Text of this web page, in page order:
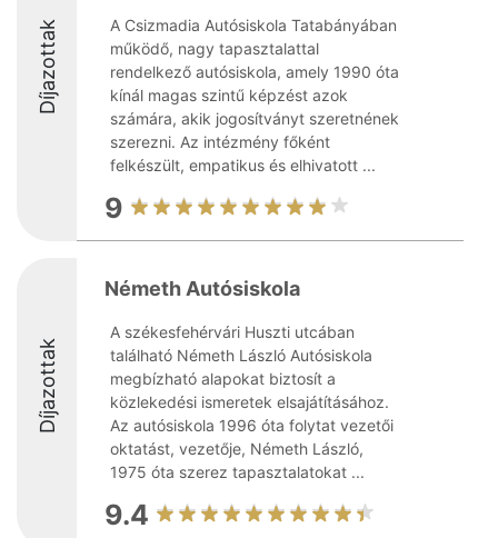
Díjazottak
A Csizmadia Autósiskola Tatabányában
működő, nagy tapasztalattal
rendelkező autósiskola, amely 1990 óta
kínál magas szintű képzést azok
számára, akik jogosítványt szeretnének
szerezni. Az intézmény főként
felkészült, empatikus és elhivatott ...
9
Díjazottak
Németh Autósiskola
A székesfehérvári Huszti utcában
található Németh László Autósiskola
megbízható alapokat biztosít a
közlekedési ismeretek elsajátításához.
Az autósiskola 1996 óta folytat vezetői
oktatást, vezetője, Németh László,
1975 óta szerez tapasztalatokat ...
9.4